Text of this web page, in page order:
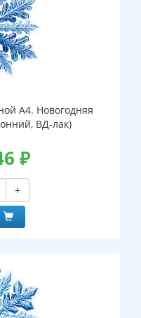
А4. Новогодняя
ВД-лак)
₽
+